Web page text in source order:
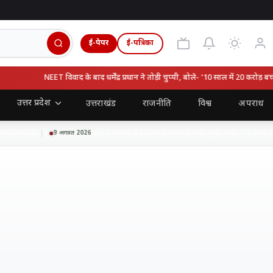
ई-पेपर ई-पत्रिका
NEET विवाद के बाद धर्मेंद्र प्रधान ने तोड़ी चुप्पी, बोले- ‘10 साल में 20 करोड़ बच्चे
उत्तर प्रदेश उत्तराखंड राजनीति विश्व अपराध
राज 9 अगस्त 2026NEET विवाद के बाद धर्मेंद्र प्रधान ने तोड़ी चुप्पी, बोले- ‘10 साल में